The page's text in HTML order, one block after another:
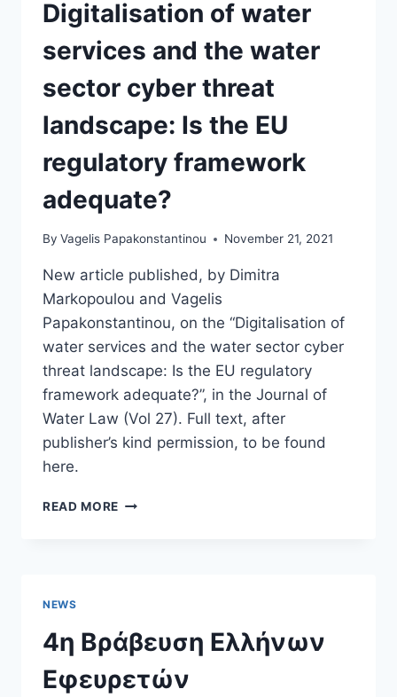
THE
EU
PATH
TOWARDS
ACKNOWLEDGEMENT
A
NEW
RIGHT
TO
CYBERSECURITY?
Digitalisation of water
services and the water
sector cyber threat
landscape: Is the EU
regulatory framework
adequate?
By Vagelis Papakonstantinou November 21, 2021
New article published, by Dimitra
Markopoulou and Vagelis
Papakonstantinou, on the “Digitalisation of
water services and the water sector cyber
threat landscape: Is the EU regulatory
framework adequate?”, in the Journal of
Water Law (Vol 27). Full text, after
publisher’s kind permission, to be found
here.
READ MORE NEW
THE
WATER
SECTOR
CYBER
NEWS
4η Βράβευση Ελλήνων
Εφευρετών